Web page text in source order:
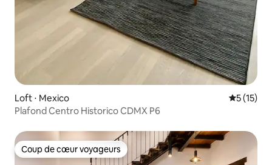
Loft ⋅ Mexico
5 (15)
Plafond Centro Historico CDMX P6
Coup de cœur voyageurs
Coup de cœur voyageurs